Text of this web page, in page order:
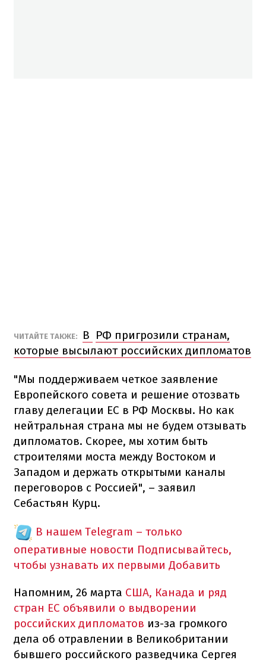
ЧИТАЙТЕ ТАКЖЕ: В РФ пригрозили странам,
которые высылают российских дипломатов
"Мы поддерживаем четкое заявление
Европейского совета и решение отозвать
главу делегации ЕС в РФ Москвы. Но как
нейтральная страна мы не будем отзывать
дипломатов. Скорее, мы хотим быть
строителями моста между Востоком и
Западом и держать открытыми каналы
переговоров с Россией", – заявил
Себастьян Курц.
В нашем Telegram – только
оперативные новости Подписывайтесь,
чтобы узнавать их первыми Добавить
Напомним, 26 марта США, Канада и ряд
стран ЕС объявили о выдворении
российских дипломатов из-за громкого
дела об отравлении в Великобритании
бывшего российского разведчика Сергея